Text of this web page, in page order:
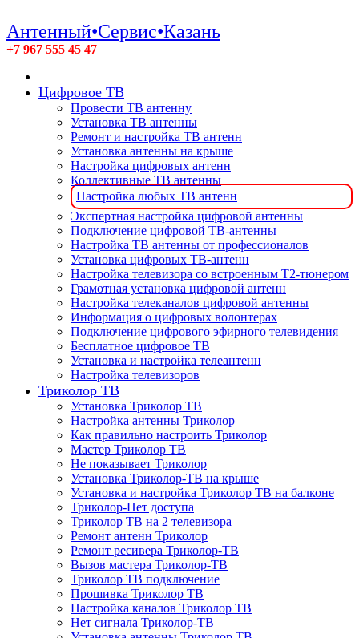
Антенный•Сервис•Казань
+7 967 555 45 47
Цифровое ТВ
Провести ТВ антенну
Установка ТВ антенны
Ремонт и настройка ТВ антенн
Установка антенны на крыше
Настройка цифровых антенн
Коллективные ТВ антенны
Настройка любых ТВ антенн
Экспертная настройка цифровой антенны
Подключение цифровой ТВ-антенны
Настройка ТВ антенны от профессионалов
Установка цифровых ТВ-антенн
Настройка телевизора со встроенным T2-тюнером
Грамотная установка цифровой антенн
Настройка телеканалов цифровой антенны
Информация о цифровых волонтерах
Подключение цифрового эфирного телевидения
Бесплатное цифровое ТВ
Установка и настройка телеантенн
Настройка телевизоров
Триколор ТВ
Установка Триколор ТВ
Настройка антенны Триколор
Как правильно настроить Триколор
Мастер Триколор ТВ
Не показывает Триколор
Установка Триколор-ТВ на крыше
Установка и настройка Триколор ТВ на балконе
Триколор-Нет доступа
Триколор ТВ на 2 телевизора
Ремонт антенн Триколор
Ремонт ресивера Триколор-ТВ
Вызов мастера Триколор-ТВ
Триколор ТВ подключение
Прошивка Триколор ТВ
Настройка каналов Триколор ТВ
Нет сигнала Триколор-ТВ